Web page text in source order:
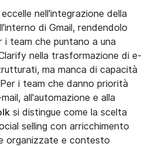
nell'integrazione della
di Gmail, rendendolo
i team che puntano a una
nella trasformazione di e-
ma manca di capacità
i team che danno priorità
all'automazione e alla
si distingue come la scelta
selling con arricchimento
organizzate e contesto